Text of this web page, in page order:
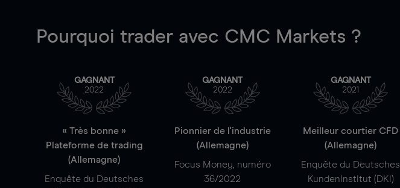
Pourquoi trader avec CMC Markets ?
GAGNANT
2022
« Très bonne »
Plateforme de trading
(Allemagne)
Enquête du Deutsches
GAGNANT
2022
Pionnier de l'industrie
(Allemagne)
Focus Money, numéro
36/2022
GAGNANT
2021
Meilleur courtier CFD
(Allemagne)
Enquête du Deutsches
Kundeninstitut (DKI)